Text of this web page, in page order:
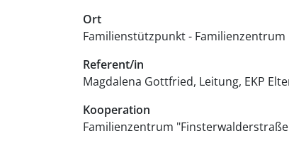
Ort
Familienstützpunkt -
Referent/in
Magdalena Gottfried, Leitung, EKP
Kooperation
Familienzentrum